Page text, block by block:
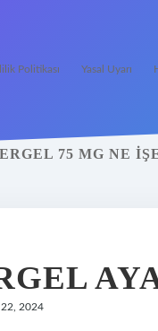
Politikası Yasal Uyarı
75 MG NE
22, 2024